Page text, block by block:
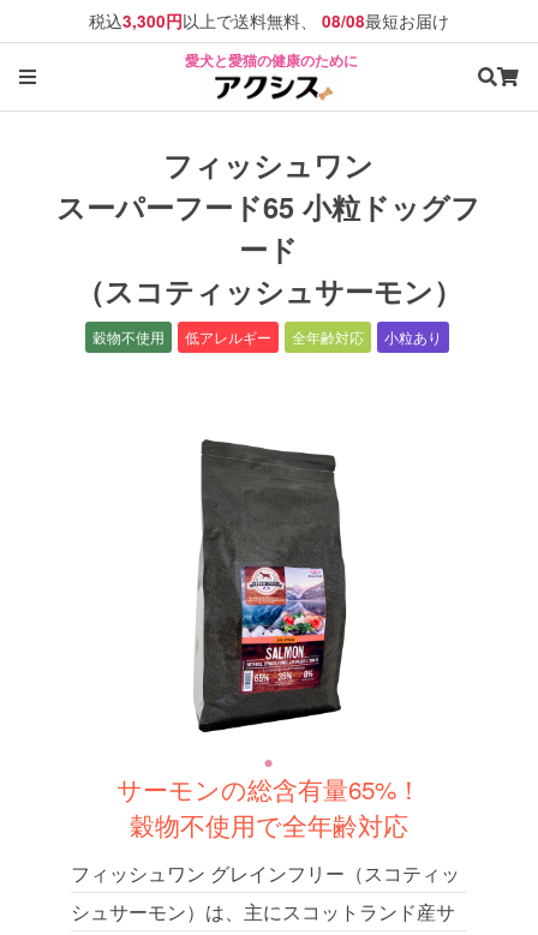
税込3,300円以上で送料無料、 08/08最短お届け
愛犬と愛猫の健康のために
フィッシュワン
スーパーフード65 小粒ドッグフ
ード
（スコティッシュサーモン）
穀物不使用 低アレルギー 全年齢対応 小粒あり
サーモンの総含有量65%！
穀物不使用で全年齢対応
フィッシュワン グレインフリー（スコティッ
シュサーモン）は、主にスコットランド産サ